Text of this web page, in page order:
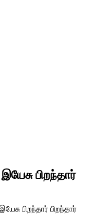
பிறந்தார்
பிறந்தார் பிறந்தார்